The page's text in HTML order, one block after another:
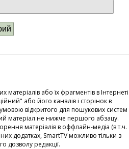
матеріалів або їх фрагментів в Інтернеті
або його каналів і сторінок в
відкритого для пошукових систем
матеріал не нижче першого абзацу.
матеріалів в оффлайн-медіа (в т.ч.
додатках, SmartTV можливо тільки з
дозволу редакції.